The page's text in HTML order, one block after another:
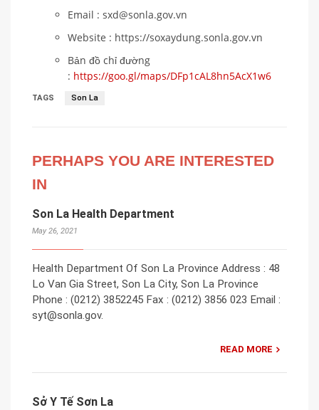
Email : sxd@sonla.gov.vn
Website : https://soxaydung.sonla.gov.vn
Bản đồ chỉ đường
: https://goo.gl/maps/DFp1cAL8hn5AcX1w6
TAGS Son La
PERHAPS YOU ARE INTERESTED
IN
Son La Health Department
May 26, 2021
Health Department Of Son La Province Address : 48
Lo Van Gia Street, Son La City, Son La Province
Phone : (0212) 3852245 Fax : (0212) 3856 023 Email :
syt@sonla.gov.
READ MORE
Sở Y Tế Sơn La